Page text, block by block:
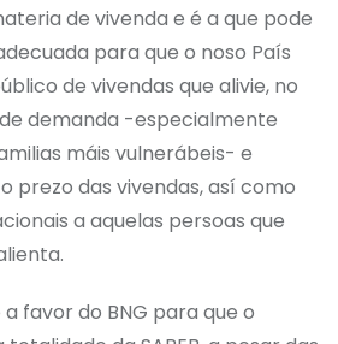
de vivenda e é a que pode
para que o noso País
de vivendas que alivie, no
demanda -especialmente
máis vulnerábeis- e
prezo das vivendas, así como
a aquelas persoas que
favor do BNG para que o